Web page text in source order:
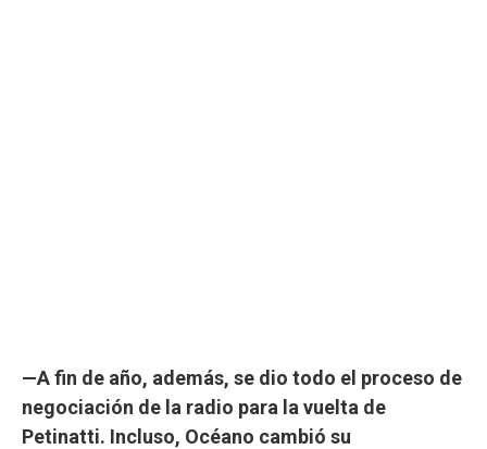
—A fin de año, además, se dio todo el proceso de
negociación de la radio para la vuelta de
Petinatti. Incluso, Océano cambió su